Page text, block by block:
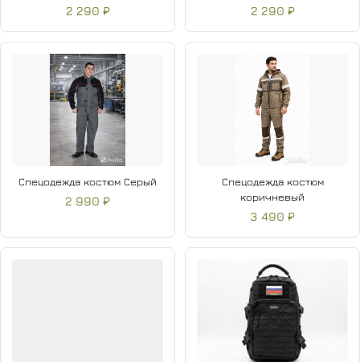
2 290 ₽ 2 290 ₽
Спецодежда костюм Серый
2 990 ₽
Спецодежда костюм
коричневый
3 490 ₽